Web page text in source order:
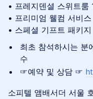
• 프레지덴셜 스위트룸
• 프리미엄 웰컴 서비스
• 스페셜 기프트 패키지
최초 참석하시는 분
수
☞예약 및 상담 ☞
소피텔 앰배서더 서울